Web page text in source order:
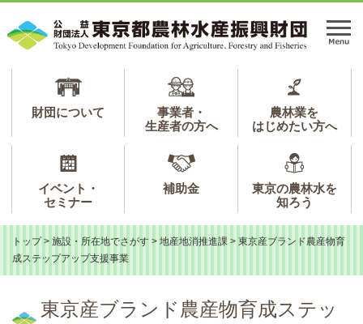
ジ
ュ
メ
財団について
事業者・
生産者の方へ
農林業を
はじめたい方へ
イベント・
セミナー
補助金
東京の農林水を
知ろう
トップ > 施設・所在地でさがす > 地産地消推進課 > 東京産ブランド農産物育
成ステップアップ支援事業
東京産ブランド農産物育成ステッ